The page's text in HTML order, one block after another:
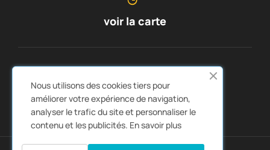
voir la carte

LIENS RAPIDES  CATALOGUES
Nous utilisons des cookies tiers pour
améliorer votre expérience de navigation,
analyser le trafic du site et personnaliser le
contenu et les publicités. En savoir plus